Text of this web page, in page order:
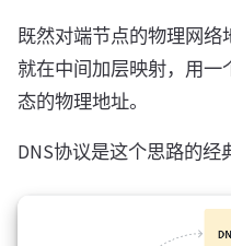
既然对端节点的物理网络
就在中间加层映射，用
态的物理地址。
DNS协议是这个思路的经